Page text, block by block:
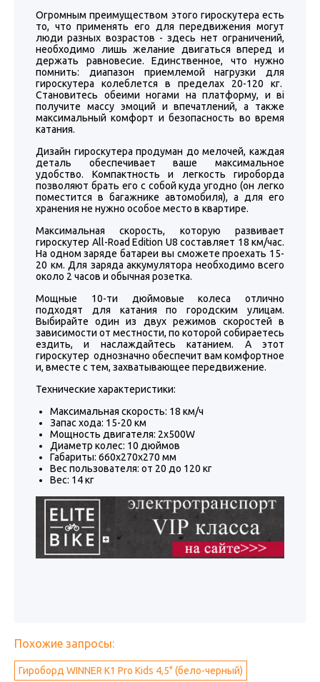
Огромным преимуществом этого гироскутера есть
то, что применять его для передвижения могут
люди разных возрастов - здесь нет ограничений,
необходимо лишь желание двигаться вперед и
держать равновесие. Единственное, что нужно
помнить: диапазон приемлемой нагрузки для
гироскутера колеблется в пределах 20-120 кг.
Становитесь обеими ногами на платформу, и ві
получите массу эмоций и впечатлений, а также
максимальный комфорт и безопасность во время
катания.
Дизайн гироскутера продуман до мелочей, каждая
деталь обеспечивает ваше максимальное
удобство. Компактность и легкость гироборда
позволяют брать его с собой куда угодно (он легко
поместится в багажнике автомобиля), а для его
хранения не нужно особое место в квартире.
Максимальная скорость, которую развивает
гироскутер All-Road Edition U8 составляет 18 км/час.
На одном заряде батареи вы сможете проехать 15-
20 км. Для заряда аккумулятора необходимо всего
около 2 часов и обычная розетка.
Мощные 10-ти дюймовые колеса отлично
подходят для катания по городским улицам.
Выбирайте один из двух режимов скоростей в
зависимости от местности, по которой собираетесь
ездить, и наслаждайтесь катанием. А этот
гироскутер однозначно обеспечит вам комфортное
и, вместе с тем, захватывающее передвижение.
Технические характеристики:
Максимальная скорость: 18 км/ч
Запас хода: 15-20 км
Мощность двигателя: 2х500W
Диаметр колес: 10 дюймов
Габариты: 660x270x270 мм
Вес пользователя: от 20 до 120 кг
Вес: 14 кг
Похожие запросы:
Гироборд WINNER K1 Pro Kids 4,5" (бело-черный)